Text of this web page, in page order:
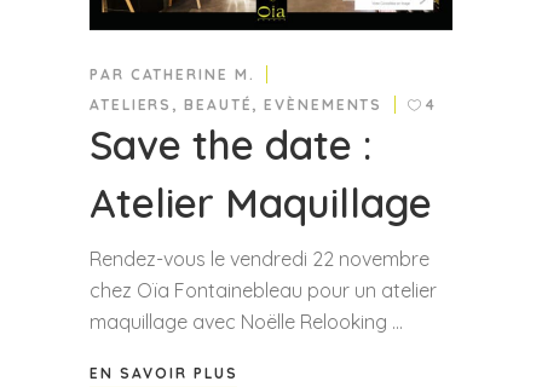
PAR CATHERINE M.
ATELIERS ,BEAUTÉ ,EVÈNEMENTS 4
Save the date :
Atelier Maquillage
Rendez-vous le vendredi 22 novembre
chez Oïa Fontainebleau pour un atelier
maquillage avec Noëlle Relooking
EN SAVOIR PLUS